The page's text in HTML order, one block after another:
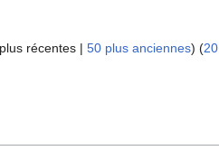
récentes | 50 plus anciennes) (20